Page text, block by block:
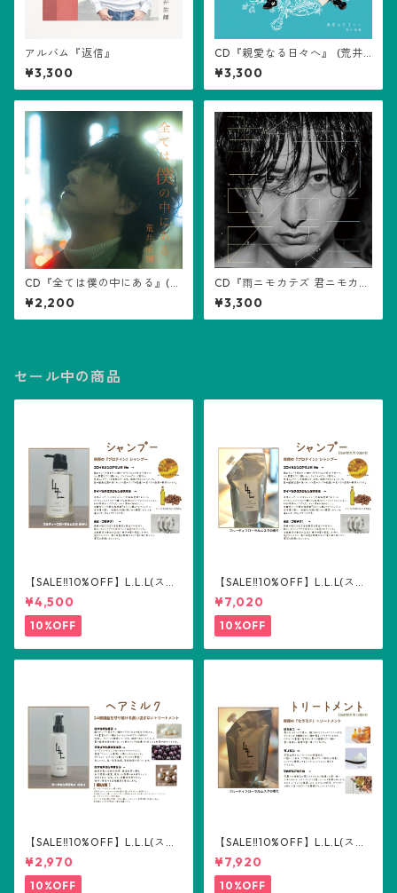
アルバム『返信』
¥3,300
CD『親愛なる日々へ』 (荒井
佑輝)
¥3,300
CD『全ては僕の中にある』(荒
井佑輝)
¥2,200
CD『雨ニモカテズ 君ニモカテ
ズ』(荒井佑輝)
¥3,300
セール中の商品
【SALE‼️10%OFF】L.L.L(スリ
ーエル) シャンプー300ml
¥4,500
10%OFF
【SALE‼️10%OFF】L.L.L(スリ
ーエル) シャンプー詰め替え用
500ml
¥7,020
10%OFF
【SALE‼️10%OFF】L.L.L(スリ
ーエル) ヘアミルク100ml
¥2,970
10%OFF
【SALE‼️10%OFF】L.L.L(スリ
ーエル) トリートメント詰め替
え用500ml
¥7,920
10%OFF